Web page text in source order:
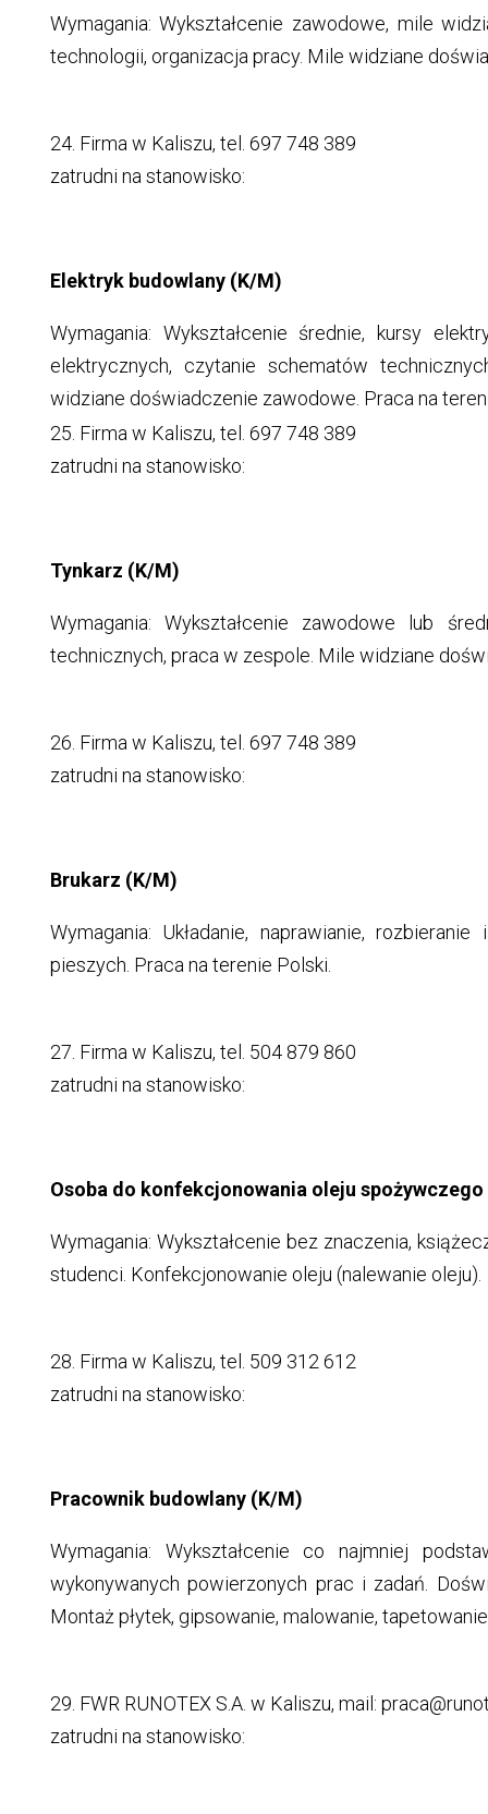
Wymagania: Wykształcenie zawodowe, mile
technologii, organizacja pracy. Mile widziane
24. Firma w Kaliszu, tel. 697 748 389
zatrudni na stanowisko:
Elektryk budowlany (K/M)
Wymagania: Wykształcenie średnie, kursy
elektrycznych, czytanie schematów
widziane doświadczenie zawodowe. Praca na
25. Firma w Kaliszu, tel. 697 748 389
zatrudni na stanowisko:
Tynkarz (K/M)
Wymagania: Wykształcenie zawodowe lub
technicznych, praca w zespole. Mile widziane
26. Firma w Kaliszu, tel. 697 748 389
zatrudni na stanowisko:
Brukarz (K/M)
Wymagania: Układanie, naprawianie,
pieszych. Praca na terenie Polski.
27. Firma w Kaliszu, tel. 504 879 860
zatrudni na stanowisko:
Osoba do konfekcjonowania oleju spożywczego
Wymagania: Wykształcenie bez znaczenia,
studenci. Konfekcjonowanie oleju (nalewanie oleju).
28. Firma w Kaliszu, tel. 509 312 612
zatrudni na stanowisko:
Pracownik budowlany (K/M)
Wymagania: Wykształcenie co najmniej
wykonywanych powierzonych prac i zadań.
Montaż płytek, gipsowanie, malowanie,
29. FWR RUNOTEX S.A. w Kaliszu, mail:
zatrudni na stanowisko: